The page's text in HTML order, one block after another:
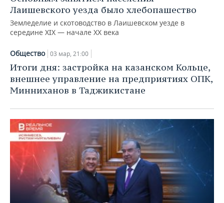
Лаишевского уезда было хлебопашество
Земледелие и скотоводство в Лаишевском уезде в
середине XIX — начале XX века
Общество 03 мар, 21:00
Итоги дня: застройка на казанском Кольце,
внешнее управление на предприятиях ОПК,
Минниханов в Таджикистане